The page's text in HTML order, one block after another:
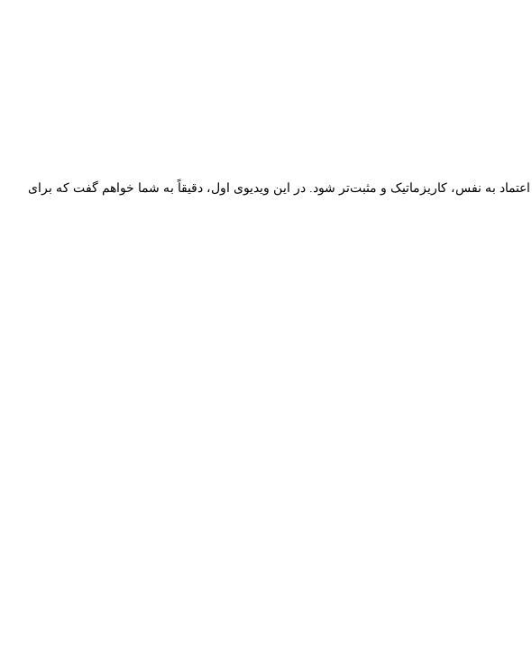
به نفس، کاریزماتیک و مثبت‌تر شود. در این ویدیوی اول، دقیقاً به شما خواهم گفت که برای